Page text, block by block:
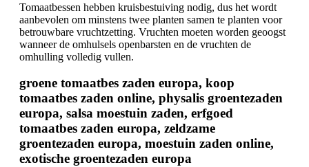
Tomaatbessen hebben kruisbestuiving nodig, dus het wordt
aanbevolen om minstens twee planten samen te planten voor
betrouwbare vruchtzetting. Vruchten moeten worden geoogst
wanneer de omhulsels openbarsten en de vruchten de
omhulling volledig vullen.
groene tomaatbes zaden europa, koop
tomaatbes zaden online, physalis groentezaden
europa, salsa moestuin zaden, erfgoed
tomaatbes zaden europa, zeldzame
groentezaden europa, moestuin zaden online,
exotische groentezaden europa